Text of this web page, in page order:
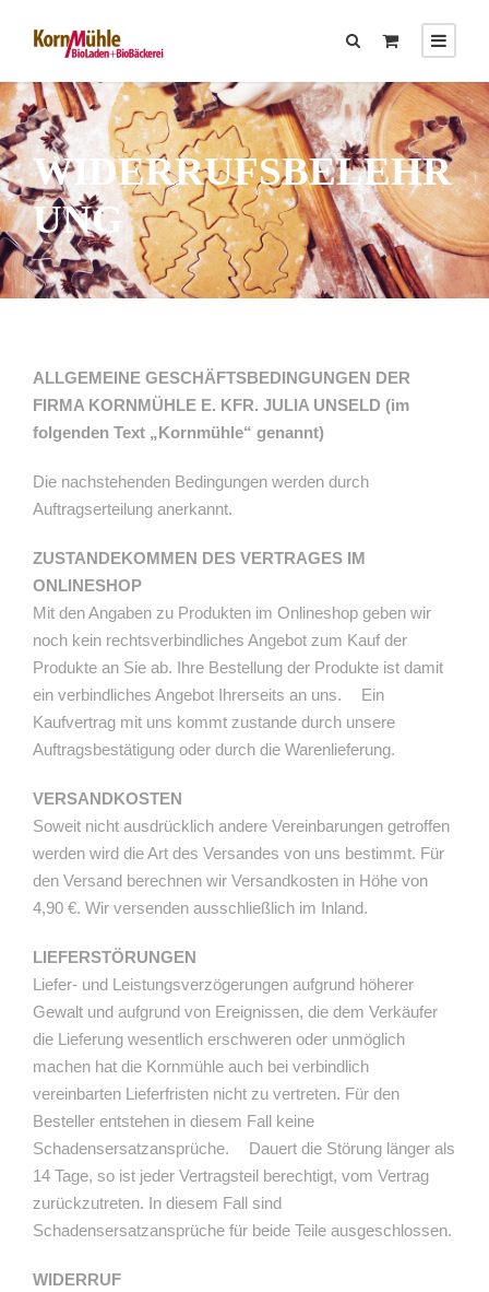
WIDERRUFSBELEHR
UNG
ALLGEMEINE GESCHÄFTSBEDINGUNGEN DER
FIRMA KORNMÜHLE E. KFR. JULIA UNSELD (im
folgenden Text „Kornmühle“ genannt)
Die nachstehenden Bedingungen werden durch
Auftragserteilung anerkannt.
ZUSTANDEKOMMEN DES VERTRAGES IM
ONLINESHOP
Mit den Angaben zu Produkten im Onlineshop geben wir
noch kein rechtsverbindliches Angebot zum Kauf der
Produkte an Sie ab. Ihre Bestellung der Produkte ist damit
ein verbindliches Angebot Ihrerseits an uns. Ein
Kaufvertrag mit uns kommt zustande durch unsere
Auftragsbestätigung oder durch die Warenlieferung.
VERSANDKOSTEN
Soweit nicht ausdrücklich andere Vereinbarungen getroffen
werden wird die Art des Versandes von uns bestimmt. Für
den Versand berechnen wir Versandkosten in Höhe von
4,90 €. Wir versenden ausschließlich im Inland.
LIEFERSTÖRUNGEN
Liefer- und Leistungsverzögerungen aufgrund höherer
Gewalt und aufgrund von Ereignissen, die dem Verkäufer
die Lieferung wesentlich erschweren oder unmöglich
machen hat die Kornmühle auch bei verbindlich
vereinbarten Lieferfristen nicht zu vertreten. Für den
Besteller entstehen in diesem Fall keine
Schadensersatzansprüche. Dauert die Störung länger als
14 Tage, so ist jeder Vertragsteil berechtigt, vom Vertrag
zurückzutreten. In diesem Fall sind
Schadensersatzansprüche für beide Teile ausgeschlossen.
WIDERRUF